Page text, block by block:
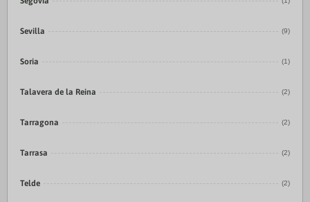
Sevilla (9)
Soria (1)
Talavera de la Reina (2)
Tarragona (2)
Tarrasa (2)
Telde (2)